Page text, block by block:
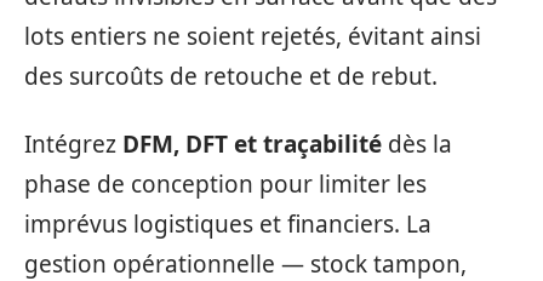
lots entiers ne soient rejetés, évitant ainsi
des surcoûts de retouche et de rebut.
Intégrez DFM, DFT et traçabilité dès la
phase de conception pour limiter les
imprévus logistiques et financiers. La
gestion opérationnelle — stock tampon,